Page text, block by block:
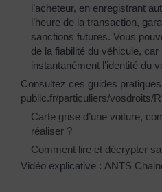
l’acheteur, en enregistrant
l’heure de la transaction,
sanctions futures. Vous
de la fiabilité du véhicule, car
instantanément l’identité du
Consultez ces guides
public.fr/particuliers/vosdroits/
Carte grise d’une voiture,
réaliser ?
Comment lire et décrypter
Vidéo explicative : ANTS